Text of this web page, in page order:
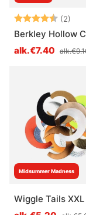
Arvio: (2)
Berkley Hollow
alk.€7.40
Midsummer Madness
Wiggle Tails XXL